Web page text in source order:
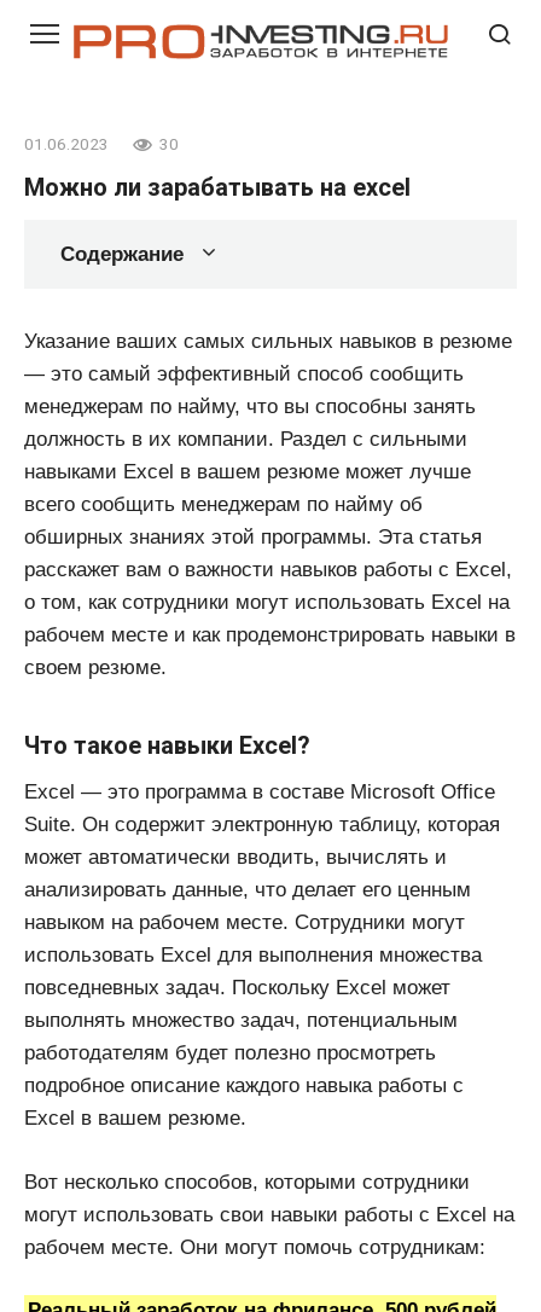
01.06.2023 30
Можно ли зарабатывать на excel
Содержание
Указание ваших самых сильных навыков в резюме
— это самый эффективный способ сообщить
менеджерам по найму, что вы способны занять
должность в их компании. Раздел с сильными
навыками Excel в вашем резюме может лучше
всего сообщить менеджерам по найму об
обширных знаниях этой программы. Эта статья
расскажет вам о важности навыков работы с Excel,
о том, как сотрудники могут использовать Excel на
рабочем месте и как продемонстрировать навыки в
своем резюме.
Что такое навыки Excel?
Excel — это программа в составе Microsoft Office
Suite. Он содержит электронную таблицу, которая
может автоматически вводить, вычислять и
анализировать данные, что делает его ценным
навыком на рабочем месте. Сотрудники могут
использовать Excel для выполнения множества
повседневных задач. Поскольку Excel может
выполнять множество задач, потенциальным
работодателям будет полезно просмотреть
подробное описание каждого навыка работы с
Excel в вашем резюме.
Вот несколько способов, которыми сотрудники
могут использовать свои навыки работы с Excel на
рабочем месте. Они могут помочь сотрудникам: